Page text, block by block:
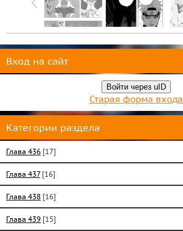
Вход на сайт
Войти через uID
Старая форма входа
Категории раздела
Глава 436 [17]
Глава 437 [16]
Глава 438 [16]
Глава 439 [15]